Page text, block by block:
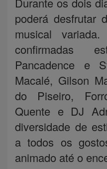
poderá desfrutar
musical
confirmadas
Pancadence e
Macalé, Gilson
do Piseiro,
Quente e DJ
diversidade de
a todos os
animado até o